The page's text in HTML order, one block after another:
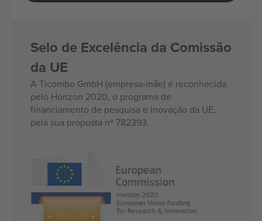
Selo de Excelência da Comissão
da UE
A Ticombo GmbH (empresa-mãe) é reconhecida
pelo Horizon 2020, o programa de
financiamento de pesquisa e inovação da UE,
pela sua proposta nº 782393.